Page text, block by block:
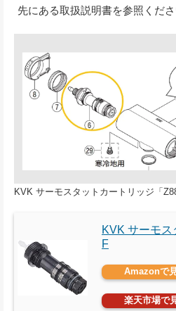
先にある取扱説明書を参照くださ
KVK サーモスタットカートリッジ「
KVK サーモ
F
Amazonで
楽天市場で